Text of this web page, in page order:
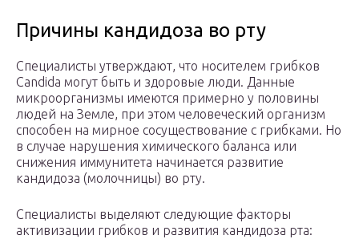
Причины кандидоза во рту
Специалисты утверждают, что носителем грибков
Candida могут быть и здоровые люди. Данные
микроорганизмы имеются примерно у половины
людей на Земле, при этом человеческий организм
способен на мирное сосуществование с грибками. Но
в случае нарушения химического баланса или
снижения иммунитета начинается развитие
кандидоза (молочницы) во рту.
Специалисты выделяют следующие факторы
активизации грибков и развития кандидоза рта: